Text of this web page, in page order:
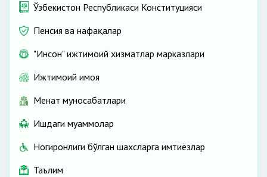
Ўзбекистон Республикаси Конституцияси
Пенсия ва нафақалар
"Инсон" ижтимоий хизматлар марказлари
Ижтимоий ҳимоя
Меҳнат муносабатлари
Ишдаги муаммолар
Ногиронлиги бўлган шахсларга имтиёзлар
Таълим